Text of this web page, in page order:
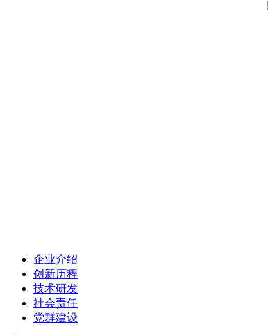
企业介绍
创新历程
技术研发
社会责任
党群建设